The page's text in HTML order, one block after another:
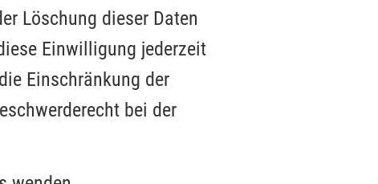
Löschung dieser Daten
Einwilligung jederzeit
Einschränkung der
bei der